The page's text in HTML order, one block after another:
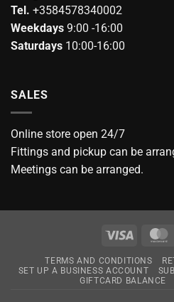
Tel. +3584578340002
Weekdays 9:00 -16:00
Saturdays 10:00-16:00
SALES
Online store open 24/7
Fittings and pickup can be
Meetings can be arranged.
Visa
TERMS AND CONDITIONS
SET UP A BUSINESS ACCOUNT
GIFTCARD BALANCE